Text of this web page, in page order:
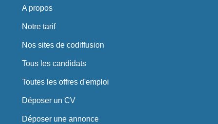
A propos
Notre tarif
Nos sites de codiffusion
Tous les candidats
Toutes les offres d'emploi
Déposer un CV
Déposer une annonce